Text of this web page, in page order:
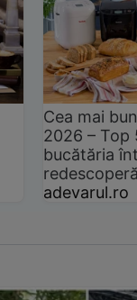
Cea mai
2026 –
bucătăria
adevarul.ro